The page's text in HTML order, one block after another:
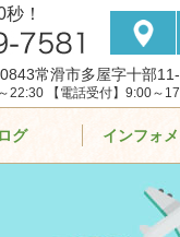
！
常滑市多屋字十部11-
22:30 【電話受付】9:00～
グ インフォ